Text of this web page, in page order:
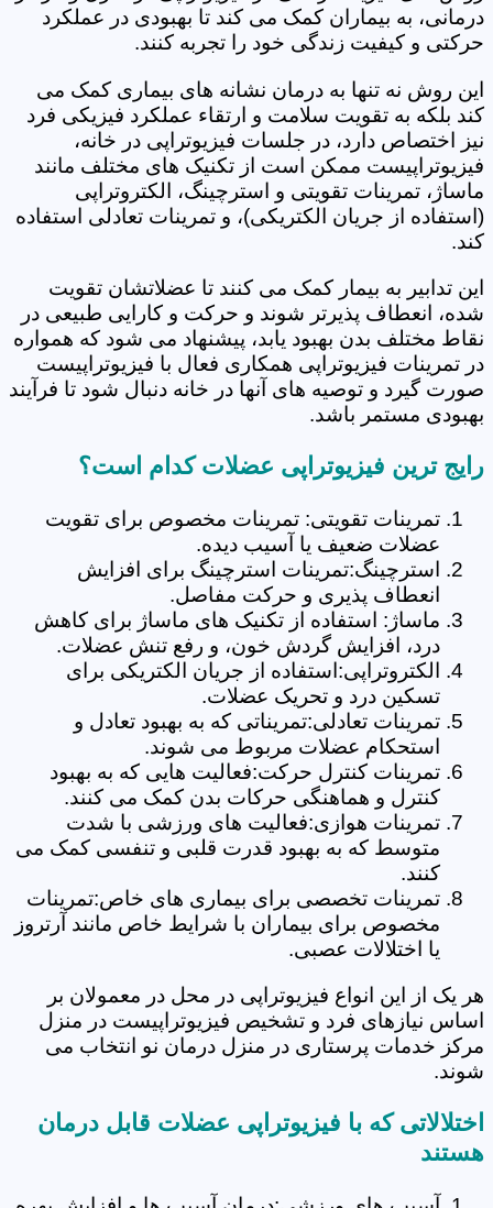
درمانی، به بیماران کمک می کند تا بهبودی در عملکرد
حرکتی و کیفیت زندگی خود را تجربه کنند.
این روش نه تنها به درمان نشانه های بیماری کمک می
کند بلکه به تقویت سلامت و ارتقاء عملکرد فیزیکی فرد
نیز اختصاص دارد، در جلسات فیزیوتراپی در خانه،
فیزیوتراپیست ممکن است از تکنیک های مختلف مانند
ماساژ، تمرینات تقویتی و استرچینگ، الکتروتراپی
(استفاده از جریان الکتریکی)، و تمرینات تعادلی استفاده
کند.
این تدابیر به بیمار کمک می کنند تا عضلاتشان تقویت
شده، انعطاف پذیرتر شوند و حرکت و کارایی طبیعی در
نقاط مختلف بدن بهبود یابد، پیشنهاد می شود که همواره
در تمرینات فیزیوتراپی همکاری فعال با فیزیوتراپیست
صورت گیرد و توصیه های آنها در خانه دنبال شود تا فرآیند
بهبودی مستمر باشد.
رایج ترین فیزیوتراپی عضلات کدام است؟
تمرینات تقویتی: تمرینات مخصوص برای تقویت
عضلات ضعیف یا آسیب دیده.
استرچینگ:تمرینات استرچینگ برای افزایش
انعطاف پذیری و حرکت مفاصل.
ماساژ: استفاده از تکنیک های ماساژ برای کاهش
درد، افزایش گردش خون، و رفع تنش عضلات.
الکتروتراپی:استفاده از جریان الکتریکی برای
تسکین درد و تحریک عضلات.
تمرینات تعادلی:تمریناتی که به بهبود تعادل و
استحکام عضلات مربوط می شوند.
تمرینات کنترل حرکت:فعالیت هایی که به بهبود
کنترل و هماهنگی حرکات بدن کمک می کنند.
تمرینات هوازی:فعالیت های ورزشی با شدت
متوسط که به بهبود قدرت قلبی و تنفسی کمک می
کنند.
تمرینات تخصصی برای بیماری های خاص:تمرینات
مخصوص برای بیماران با شرایط خاص مانند آرتروز
یا اختلالات عصبی.
هر یک از این انواع فیزیوتراپی در محل در معمولان بر
اساس نیازهای فرد و تشخیص فیزیوتراپیست در منزل
مرکز خدمات پرستاری در منزل درمان نو انتخاب می
شوند.
اختلالاتی که با فیزیوتراپی عضلات قابل درمان
هستند